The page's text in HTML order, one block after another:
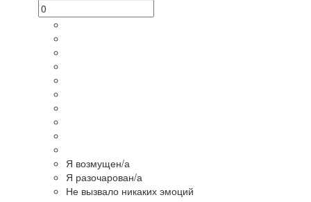
Я возмущен/а
Я разочарован/а
Не вызвало никаких эмоций